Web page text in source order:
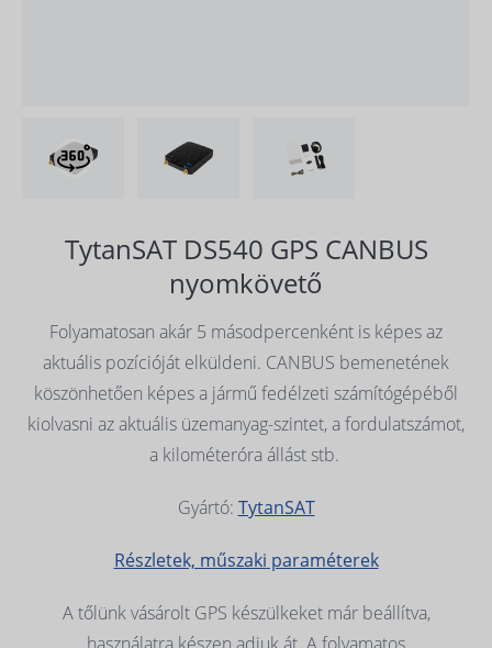
TytanSAT DS540 GPS CANBUS
nyomkövető
Folyamatosan akár 5 másodpercenként is képes az
aktuális pozícióját elküldeni. CANBUS bemenetének
köszönhetően képes a jármű fedélzeti számítógépéből
kiolvasni az aktuális üzemanyag-szintet, a fordulatszámot,
a kilométeróra állást stb.
Gyártó: TytanSAT
Részletek, műszaki paraméterek
A tőlünk vásárolt GPS készülkeket már beállítva,
használatra készen adjuk át. A folyamatos